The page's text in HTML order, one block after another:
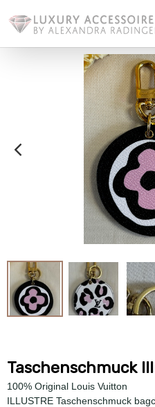
Taschenschmuck
100% Original Louis Vuitton
ILLUSTRE Taschenschmuck